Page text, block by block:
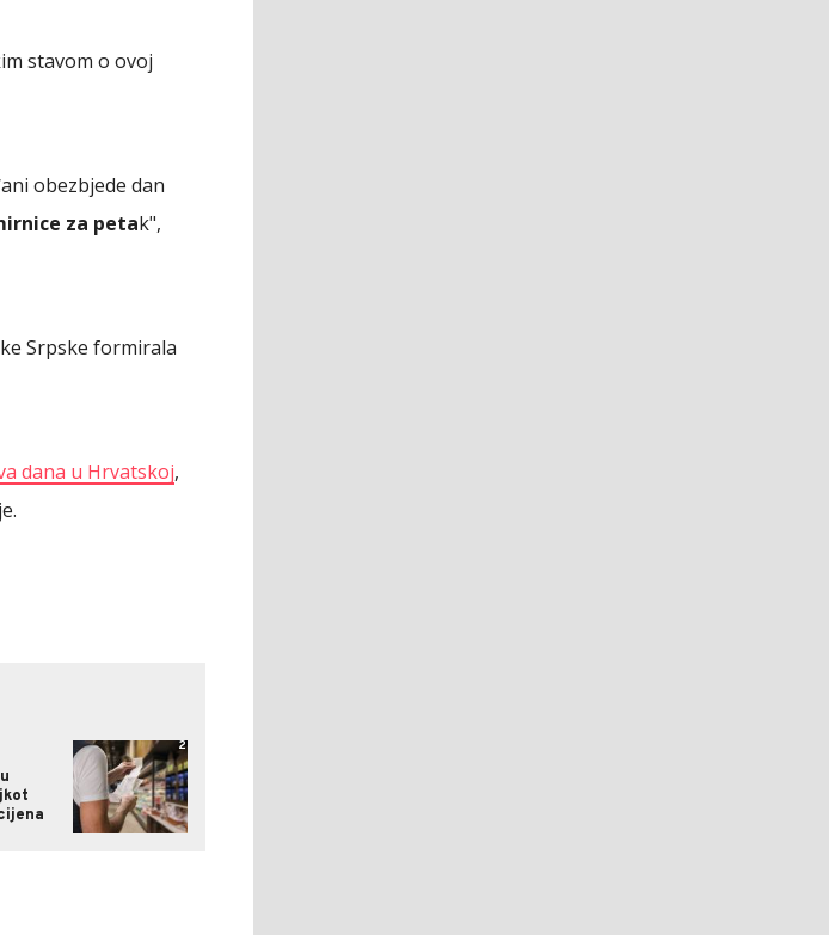
stavom o ovoj
obezbjede dan
za petak",
Srpske formirala
dana u Hrvatskoj,
2